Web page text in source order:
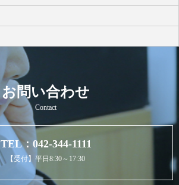
お問い合わせ
Contact
TEL：042-344-1111
【受付】平日8:30～17:30